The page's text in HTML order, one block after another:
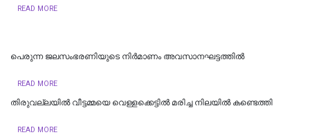
READ MORE
പെരുന്ന ജലസംഭരണിയുടെ നിര്‍മാണം അവസാനഘട്ടത്തില്‍
READ MORE
തിരുവല്ലയില്‍ വീട്ടമ്മയെ വെള്ളക്കെട്ടിൽ മരിച്ച നിലയിൽ കണ്ടെത്തി
READ MORE